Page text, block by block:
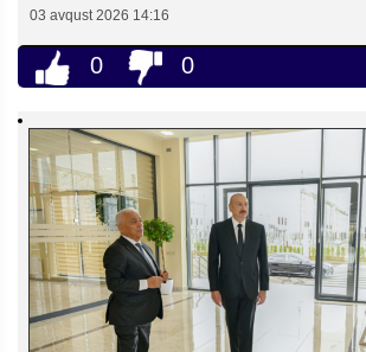
03 avqust 2026 14:16
0 0